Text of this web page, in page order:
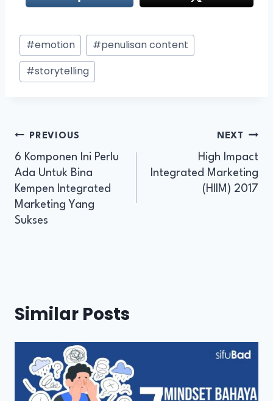
#emotion #penulisan content
#storytelling
PREVIOUS
6 Komponen Ini Perlu
Ada Untuk Bina
Kempen Integrated
Marketing Yang
Sukses
NEXT
High Impact
Integrated Marketing
(HIIM) 2017
Similar Posts